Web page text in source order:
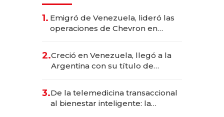
1. Emigró de Venezuela, lideró las
operaciones de Chevron en
2.Creció en Venezuela, llegó a la
Argentina con su título de
las marcas "fast premium"
3.De la telemedicina transaccional
al bienestar inteligente: la